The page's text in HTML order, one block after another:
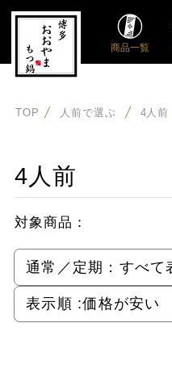
商品一覧
TOP 人前で選ぶ 4人前
4人前
対象商品：
通常／定期： すべて
表示順 :価格が安い